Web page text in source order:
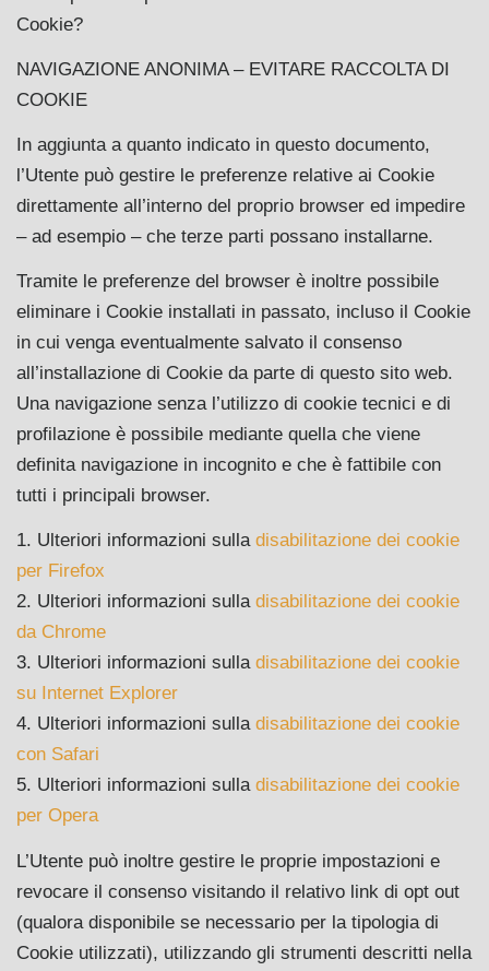
Cookie?
NAVIGAZIONE ANONIMA – EVITARE RACCOLTA DI
COOKIE
In aggiunta a quanto indicato in questo documento,
l’Utente può gestire le preferenze relative ai Cookie
direttamente all’interno del proprio browser ed impedire
– ad esempio – che terze parti possano installarne.
Tramite le preferenze del browser è inoltre possibile
eliminare i Cookie installati in passato, incluso il Cookie
in cui venga eventualmente salvato il consenso
all’installazione di Cookie da parte di questo sito web.
Una navigazione senza l’utilizzo di cookie tecnici e di
profilazione è possibile mediante quella che viene
definita navigazione in incognito e che è fattibile con
tutti i principali browser.
1. Ulteriori informazioni sulla disabilitazione dei cookie
per Firefox
2. Ulteriori informazioni sulla disabilitazione dei cookie
da Chrome
3. Ulteriori informazioni sulla disabilitazione dei cookie
su Internet Explorer
4. Ulteriori informazioni sulla disabilitazione dei cookie
con Safari
5. Ulteriori informazioni sulla disabilitazione dei cookie
per Opera
L’Utente può inoltre gestire le proprie impostazioni e
revocare il consenso visitando il relativo link di opt out
(qualora disponibile se necessario per la tipologia di
Cookie utilizzati), utilizzando gli strumenti descritti nella